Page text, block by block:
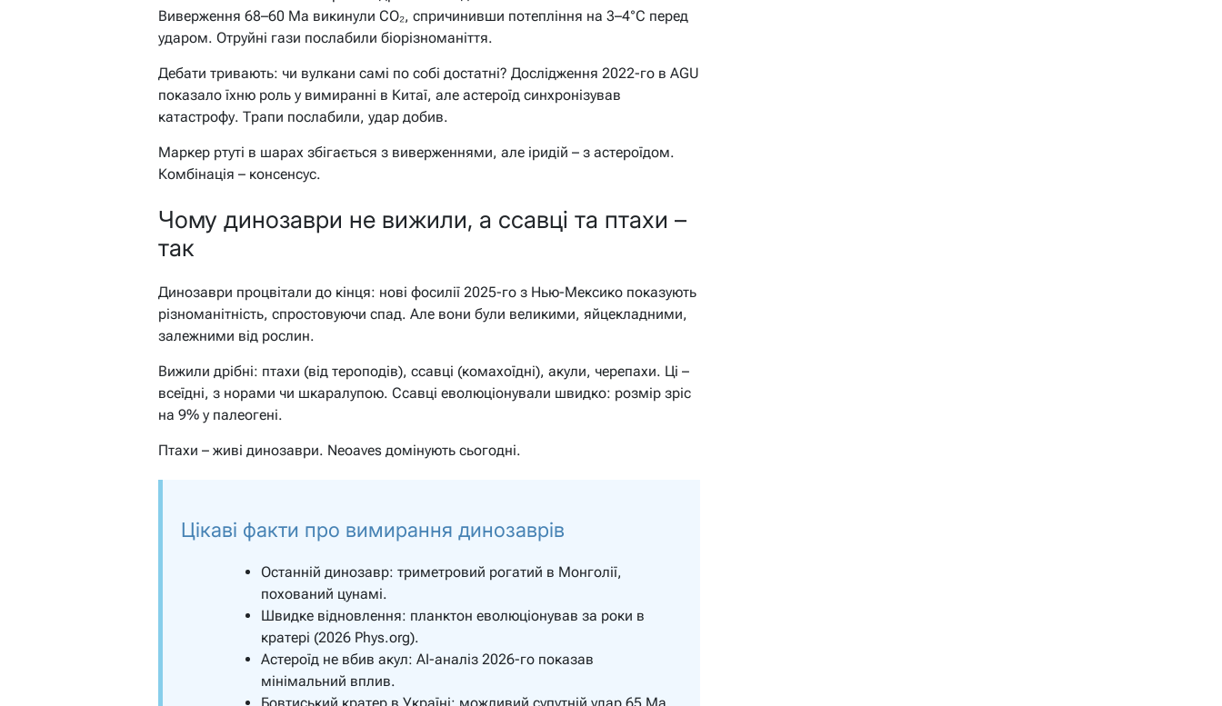
Виверження 68–60 Ma викинули CO₂, спричинивши потепління на 3–4°C перед
ударом. Отруйні гази послабили біорізноманіття.
Дебати тривають: чи вулкани самі по собі достатні? Дослідження 2022-го в AGU
показало їхню роль у вимиранні в Китаї, але астероїд синхронізував
катастрофу. Трапи послабили, удар добив.
Маркер ртуті в шарах збігається з виверженнями, але іридій – з астероїдом.
Комбінація – консенсус.
Чому динозаври не вижили, а ссавці та птахи –
так
Динозаври процвітали до кінця: нові фосилії 2025-го з Нью-Мексико показують
різноманітність, спростовуючи спад. Але вони були великими, яйцекладними,
залежними від рослин.
Вижили дрібні: птахи (від тероподів), ссавці (комахоїдні), акули, черепахи. Ці –
всеїдні, з норами чи шкаралупою. Ссавці еволюціонували швидко: розмір зріс
на 9% у палеогені.
Птахи – живі динозаври. Neoaves домінують сьогодні.
Цікаві факти про вимирання динозаврів
Останній динозавр: триметровий рогатий в Монголії,
похований цунамі.
Швидке відновлення: планктон еволюціонував за роки в
кратері (2026 Phys.org).
Астероїд не вбив акул: AI-аналіз 2026-го показав
мінімальний вплив.
Бовтиський кратер в Україні: можливий супутній удар 65 Ma.